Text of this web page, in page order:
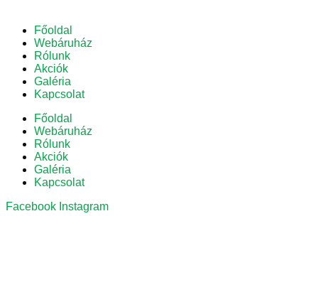
Főoldal
Webáruház
Rólunk
Akciók
Galéria
Kapcsolat
Főoldal
Webáruház
Rólunk
Akciók
Galéria
Kapcsolat
Facebook Instagram